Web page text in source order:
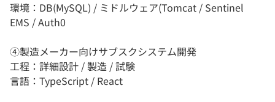
環境：DB(MySQL) / ミドルウェア(Tomcat / Sentinel
EMS / Auth0
④製造メーカー向けサブスクシステム開発
工程：詳細設計 / 製造 / 試験
言語：TypeScript / React